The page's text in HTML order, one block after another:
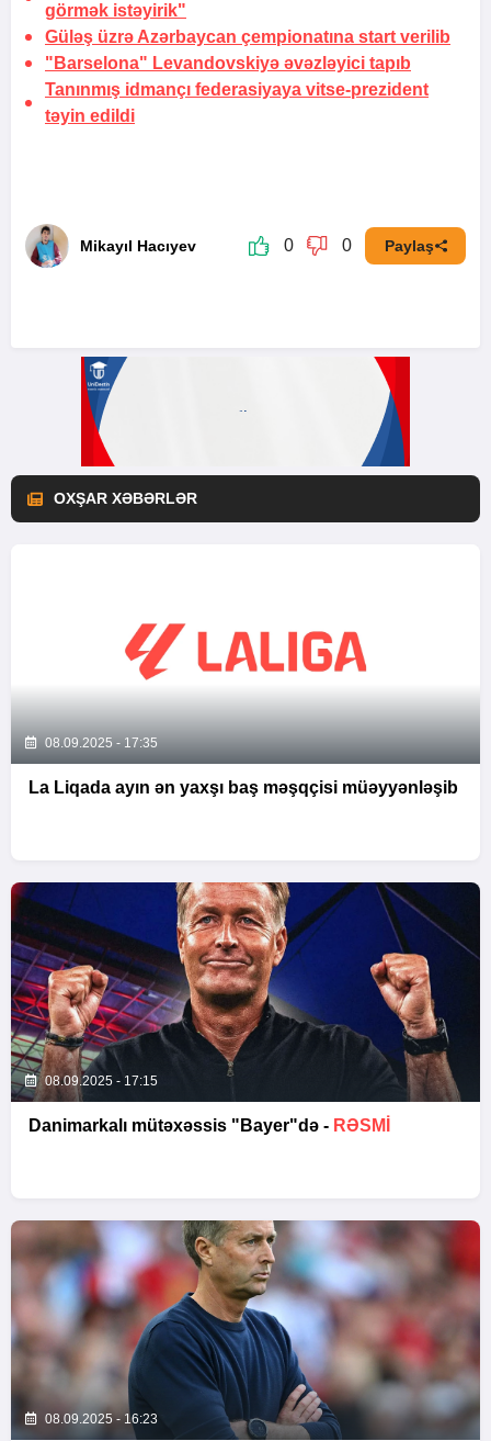
görmək istəyirik"
Güləş üzrə Azərbaycan çempionatına start verilib
"Barselona" Levandovskiyə əvəzləyici tapıb
Tanınmış idmançı federasiyaya vitse-prezident
təyin edildi
Mikayıl Hacıyev 0 0 Paylaş
OXŞAR XƏBƏRLƏR
08.09.2025 - 17:35
La Liqada ayın ən yaxşı baş məşqçisi müəyyənləşib
08.09.2025 - 17:15
Danimarkalı mütəxəssis "Bayer"də - RƏSMI
08.09.2025 - 16:23